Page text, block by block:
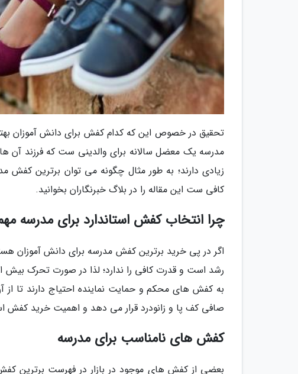
تحقیق در خصوص این که کدام کفش برای دانش آموزان
مدرسه یک معضل سالانه برای والدینی ست که فرزند
زیادی دارند؛ به طور مثال چگونه می توان برترین کفش
کافی ست این مقاله را در بلاگ خبرنگاران بخوانید.
چرا انتخاب کفش استاندارد برای مدرسه
اگر در پی خرید برترین کفش مدرسه برای دانش آموزان
رشد است و قدرت کافی را ندارد؛ لذا در صورت تحرک بیش
به کفش های محکم و حمایت نماینده احتیاج دارند تا
صافی کف پا و زانودرد قرار می دهد و اهمیت خرید کفش
کفش های نامناسب برای مدرسه
بعضی از کفش های موجود در بازار در فهرست برترین